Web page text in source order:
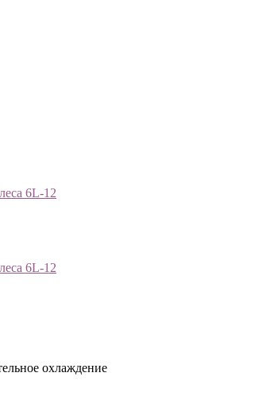
6L-12
6L-12
охлаждение